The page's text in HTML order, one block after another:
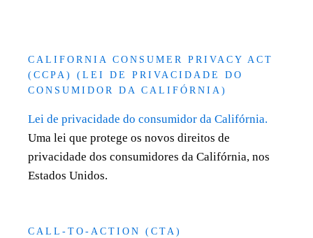
CALIFORNIA CONSUMER PRIVACY ACT
(CCPA) (LEI DE PRIVACIDADE DO
CONSUMIDOR DA CALIFÓRNIA)
Lei de privacidade do consumidor da Califórnia.
Uma lei que protege os novos direitos de
privacidade dos consumidores da Califórnia, nos
Estados Unidos.
CALL-TO-ACTION (CTA)